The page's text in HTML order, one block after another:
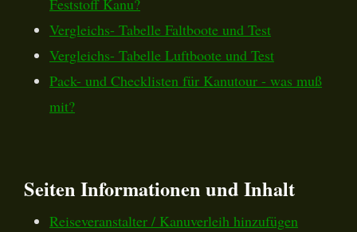
Feststoff Kanu?
Vergleichs- Tabelle Faltboote und Test
Vergleichs- Tabelle Luftboote und Test
Pack- und Checklisten für Kanutour - was muß
mit?
Seiten Informationen und Inhalt
Reiseveranstalter / Kanuverleih hinzufügen